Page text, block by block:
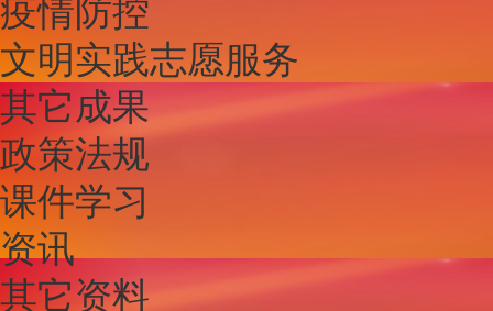
文明实践志愿服务
其它成果
政策法规
课件学习
资讯
其它资料